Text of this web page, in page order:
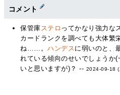
コメント
保管庫ステロ ってかなり強力な
カードランクを調べても大体繁
ね……。ハンデスに弱いのと、
れている傾向のせいでしょうか
いと思いますが)？ -- 2024-09-18